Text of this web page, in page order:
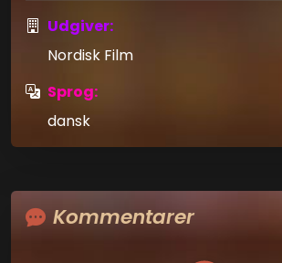
Udgiver:
Nordisk Film
Sprog:
dansk
Kommentarer